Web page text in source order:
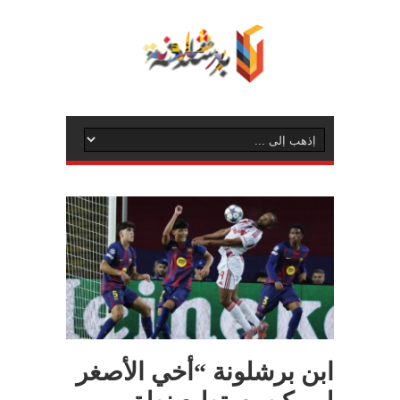
ابن برشلونة “أخي الأصغر